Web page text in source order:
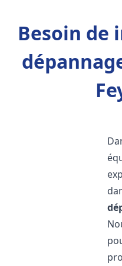
Besoin de